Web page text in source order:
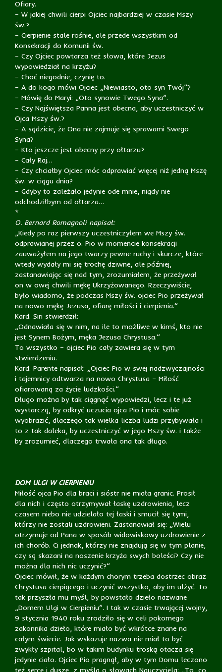
Ofiary.
– W jakiej chwili cierpi Ojciec najbardziej w czasie Mszy
św.?
– Cierpienie stale rośnie, ale przede wszystkim od
Konsekracji do Komunii św.
– Czy Ojciec powtarza też słowa, które Jezus
wypowiedział na krzyżu?
– Choć niegodnie, czynię to.
– A do kogo mówi Ojciec „Niewiasto, oto syn Twój”?
– Mówię do Maryi: „Oto synowie Twego Syna”.
– Czy Najświętsza Panna jest obecna, aby uczestniczyć w
Ojca Mszy św.?
– A sądzicie, że Ona nie zajmuje się sprawami Swego
Syna?
– Kto jeszcze jest obecny przy ołtarzu?
– Cały Raj…
– Czy chciałby Ojciec móc odprawiać więcej niż jedną Mszę
św. w ciągu dnia?
– Gdyby to zależało jedynie ode mnie, nigdy nie
odchodziłbym od ołtarza…
*
O. Bernard Romagnoli napisał:
„Kiedy po raz pierwszy uczestniczyłem we Mszy św.
odprawianej przez o. Pio w momencie konsekracji
zauważyłem na jego twarzy pewne ruchy i skurcze, które
wtedy wydały mi się trochę dziwne, ale później,
zastanawiając się nad tym, zrozumiałem, że przeżywał
on w owej chwili mękę Ukrzyżowanego. Rzeczywiście,
było wiadomo, że podczas Mszy św. ojciec Pio przeżywał
na nowo mękę Jezusa, ofiarę miłości i cierpienia.”
Kard. Siri stwierdził:
„Odnawiała się w nim, na ile to możliwe w kimś, kto nie
jest Synem Bożym, męka Jezusa Chrystusa.”
To wszystko – ojciec Pio cały zawiera się w tym
stwierdzeniu.
Kard. Parente napisał: „Ojciec Pio w swej nadzwyczajności
i tajemnicy odtwarza na nowo Chrystusa – Miłość
ofiarowaną za życie ludzkości.”
Długo można by tak ciągnąć wypowiedzi, lecz i te już
wystarczą, by odkryć uczucia ojca Pio i móc sobie
wyobrazić, dlaczego tak wielka liczba ludzi przybywała i
to z tak daleka, by uczestniczyć w jego Mszy św. i także
by zrozumieć, dlaczego trwała ona tak długo.
DOM ULGI W CIERPIENIU
Miłość ojca Pio dla braci i sióstr nie miała granic. Prosił
dla nich i często otrzymywał łaskę uzdrowienia, lecz
czasem niebo nie udzielało tej łaski i smucił się tymi,
którzy nie zostali uzdrowieni. Zastanawiał się: „Wielu
otrzymuje od Pana w sposób widowiskowy uzdrowienie z
ich chorób. Ci jednak, którzy nie znajdują się w tym planie,
czy są skazani na noszenie krzyża swych boleści? Czy nie
można dla nich nic uczynić?”
Ojciec mówił, że w każdym chorym trzeba dostrzec obraz
Chrystusa cierpiącego i uczynić wszystko, aby im ulżyć. To
tak przyszła mu myśl, by powstało dzieło nazwane
„Domem Ulgi w Cierpieniu”. I tak w czasie trwającej wojny,
9 stycznia 1940 roku zrodziło się w celi pokornego
zakonnika dzieło, które miało być wkrótce znane na
całym świecie. Jak wskazuje nazwa nie miał to być
zwykły szpital, bo w takim budynku troską otacza się
jedynie ciało. Ojciec Pio pragnął, aby w tym Domu leczono
też serce i duszę, z myślą o słowach Nauczyciela: „To, co